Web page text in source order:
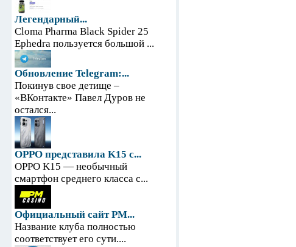
Легендарный...
Cloma Pharma Black Spider 25
Ephedra пользуется большой ...
Обновление Telegram:...
Покинув свое детище –
«ВКонтакте» Павел Дуров не
остался...
OPPO представила K15 с...
OPPO K15 — необычный
смартфон среднего класса с...
Официальный сайт PM...
Название клуба полностью
соответствует его сути....